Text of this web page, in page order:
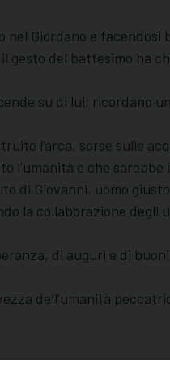
nel Giordano e facendosi
gesto del battesimo ha
su di lui,
l’arca, sorse sulle
l’umanità e che
di Giovanni, uomo
la collaborazione
di auguri e di
dell’umanità